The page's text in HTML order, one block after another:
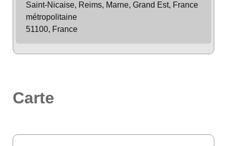
Saint-Nicaise, Reims, Marne, Grand Est, France
métropolitaine
51100, France
Carte